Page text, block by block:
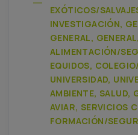
EXÓTICOS/
INVESTIGACIÓN,
GENERAL,
ALIMENTACIÓN/
EQUIDOS,
UNIVERSIDAD,
AMBIENTE, SALUD,
AVIAR, SERVICIOS
FORMACIÓN/